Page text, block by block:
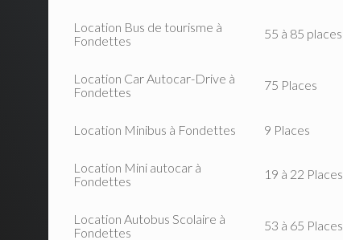
Location Bus de tourisme à
Fondettes
55 à 85 places
Location Car Autocar-Drive à
Fondettes
75 Places
Location Minibus à Fondettes 9 Places
Location Mini autocar à
Fondettes
19 à 22 Places
Location Autobus Scolaire à
Fondettes
53 à 65 Places